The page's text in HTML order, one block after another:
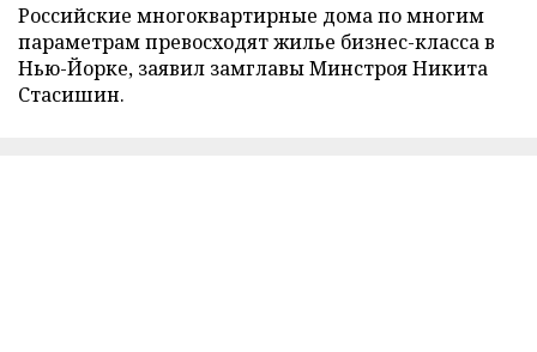
Российские многоквартирные дома по многим
параметрам превосходят жилье бизнес-класса в
Нью-Йорке, заявил замглавы Минстроя Никита
Стасишин.